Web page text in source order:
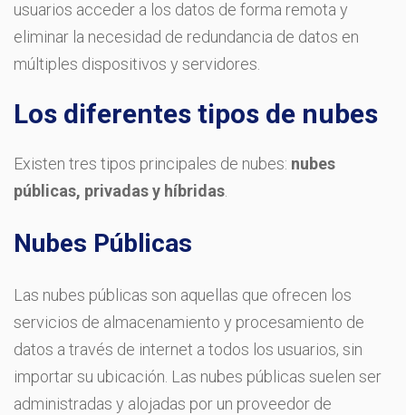
usuarios acceder a los datos de forma remota y
eliminar la necesidad de redundancia de datos en
múltiples dispositivos y servidores.
Los diferentes tipos de nubes
Existen tres tipos principales de nubes: nubes
públicas, privadas y híbridas.
Nubes Públicas
Las nubes públicas son aquellas que ofrecen los
servicios de almacenamiento y procesamiento de
datos a través de internet a todos los usuarios, sin
importar su ubicación. Las nubes públicas suelen ser
administradas y alojadas por un proveedor de